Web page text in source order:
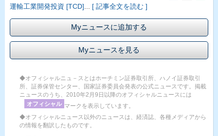
運輸工業開発投資 [TCD] [ 記事全文を読む ]
Myニュースに追加する
Myニュースを見る
◆オフィシャルニュ－スとはホーチミン証券取引所、ハノイ証券取引
所、証券保管センター、国家証券委員会発表の公式ニュースです。掲載
ニュースのうち、2010年2月9日以降のオフィシャルニュースには
オフィシャル マークを表示しています。
◆オフィシャルニュース以外のニュースは、経済誌、各種メディアから
の情報を翻訳したものです。